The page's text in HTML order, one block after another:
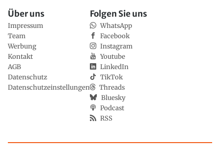
Über uns
Impressum
Team
Werbung
Kontakt
AGB
Datenschutz
Datenschutzeinstellungen
Folgen Sie uns
WhatsApp
Facebook
Instagram
Youtube
LinkedIn
TikTok
Threads
Bluesky
Podcast
RSS